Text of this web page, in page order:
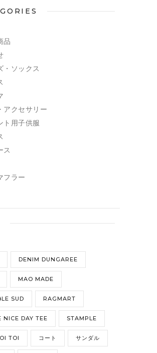
品
・ソックス
アクセサリー
ト用子供服
ス
フラー
DENIM DUNGAREE
MAO MADE
SUD RAGMART
NICE DAY TEE STAMPLE
TOI コート サンダル